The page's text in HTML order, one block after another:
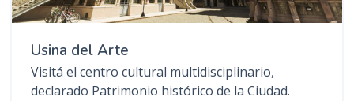
Usina del Arte
Visitá el centro cultural multidisciplinario,
declarado Patrimonio histórico de la Ciudad.